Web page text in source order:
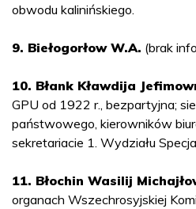
obwodu kalinińskiego.
9. Biełogorłow W.A. (brak
10. Błank Kławdija
GPU od 1922 r., bezpartyjna;
państwowego, kierowników
sekretariacie 1. Wydziału
11. Błochin Wasilij
organach Wszechrosyjskiej